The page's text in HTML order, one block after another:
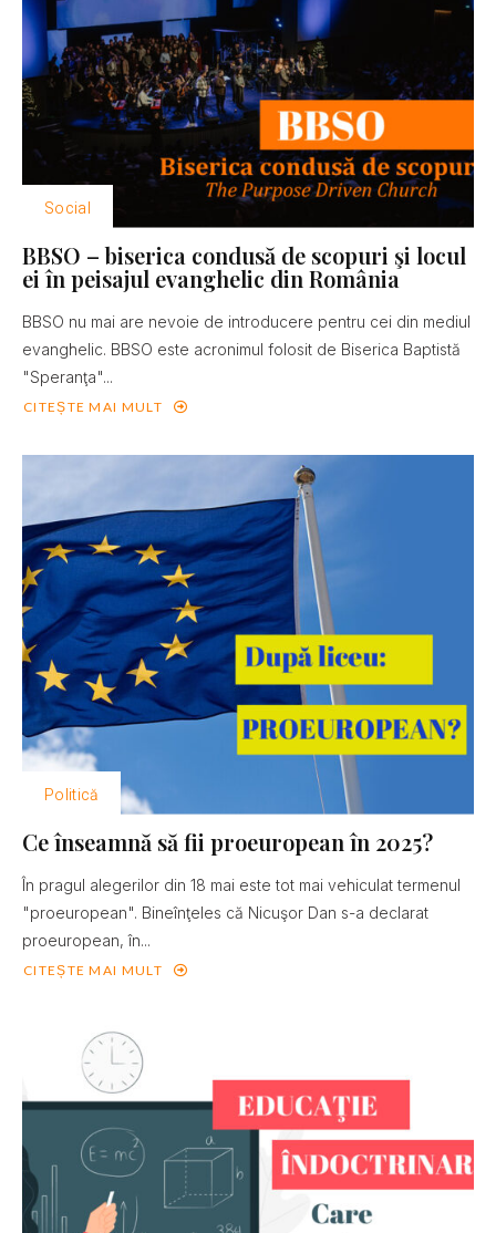
Social
BBSO – biserica condusă de scopuri şi locul
ei în peisajul evanghelic din România
BBSO nu mai are nevoie de introducere pentru cei din mediul
evanghelic. BBSO este acronimul folosit de Biserica Baptistă
"Speranţa"...
CITEȘTE MAI MULT
Politică
Ce înseamnă să fii proeuropean în 2025?
În pragul alegerilor din 18 mai este tot mai vehiculat termenul
"proeuropean". Bineînţeles că Nicuşor Dan s-a declarat
proeuropean, în...
CITEȘTE MAI MULT